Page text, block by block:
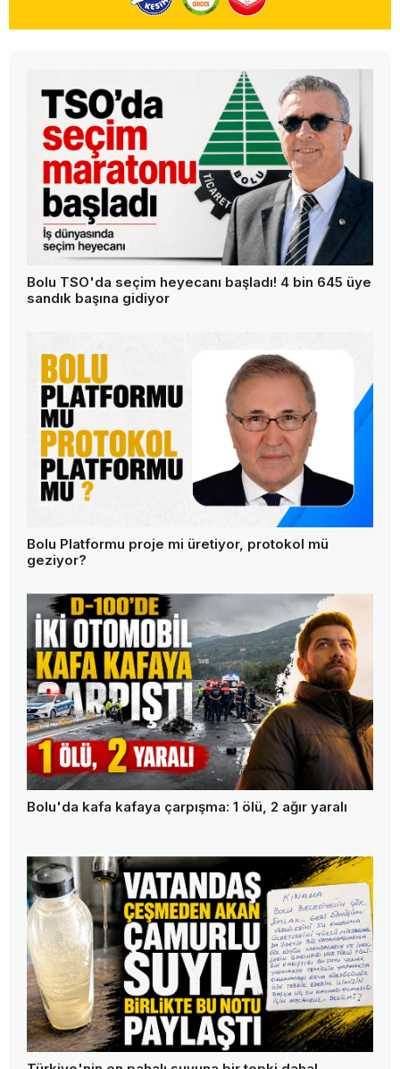
Bolu TSO'da seçim heyecanı başladı! 4 bin 645 üye
sandık başına gidiyor
Bolu Platformu proje mi üretiyor, protokol mü
geziyor?
Bolu'da kafa kafaya çarpışma: 1 ölü, 2 ağır yaralı